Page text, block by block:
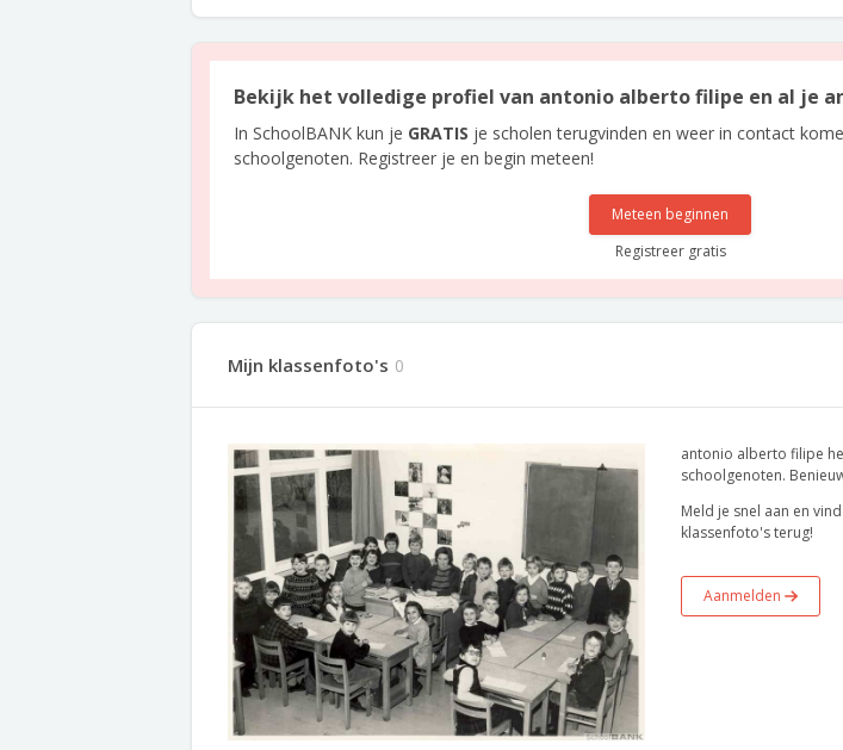
Bekijk het volledige profiel van antonio alberto filipe en al je
In SchoolBANK kun je GRATIS je scholen terugvinden en weer in contact
schoolgenoten. Registreer je en begin meteen!
Meteen beginnen
Registreer gratis
Mijn klassenfoto's 0
antonio alberto filipe
schoolgenoten.
Meld je snel aan en
klassenfoto's terug!
Aanmelden